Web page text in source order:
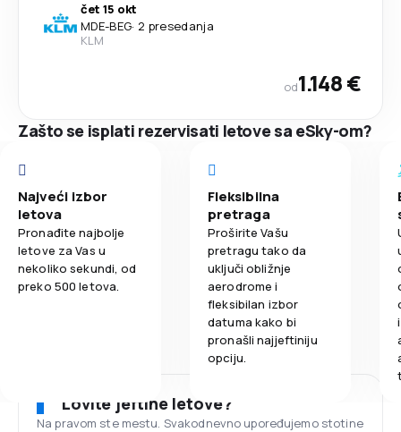
čet 15 okt
MDE-BEG· 2 presedanja
KLM
od1.148 €
Zašto se isplati rezervisati letove sa eSky-om?
Najveći izbor
letova
Pronađite najbolje
letove za Vas u
nekoliko sekundi, od
preko 500 letova.
Fleksibilna
pretraga
Proširite Vašu
pretragu tako da
uključi obližnje
aerodrome i
fleksibilan izbor
datuma kako bi
pronašli najjeftiniju
opciju.
Lovite jeftine letove?
Na pravom ste mestu. Svakodnevno upoređujemo stotine